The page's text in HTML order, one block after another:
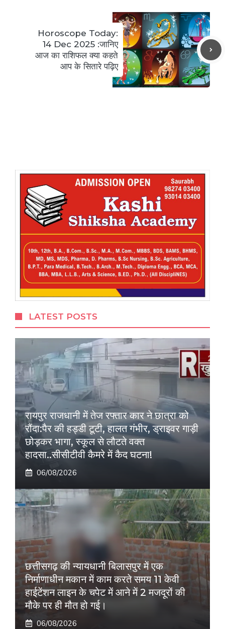
Horoscope Today:
14 Dec 2025 :जानिए
आज का राशिफल क्या कहते
आप के सितारे पढ़िए
LATEST POSTS
रायपुर राजधानी में तेज रफ्तार कार ने छात्रा को
रौंदा:पैर की हड्डी टूटी, हालत गंभीर, ड्राइवर गाड़ी
छोड़कर भागा, स्कूल से लौटते वक्त
हादसा..सीसीटीवी कैमरे में कैद घटना!
06/08/2026
छत्तीसगढ़ की न्यायधानी बिलासपुर में एक
निर्माणाधीन मकान में काम करते समय 11 केवी
हाईटेंशन लाइन के चपेट में आने में 2 मजदूरों की
मौके पर ही मौत हो गई।
06/08/2026